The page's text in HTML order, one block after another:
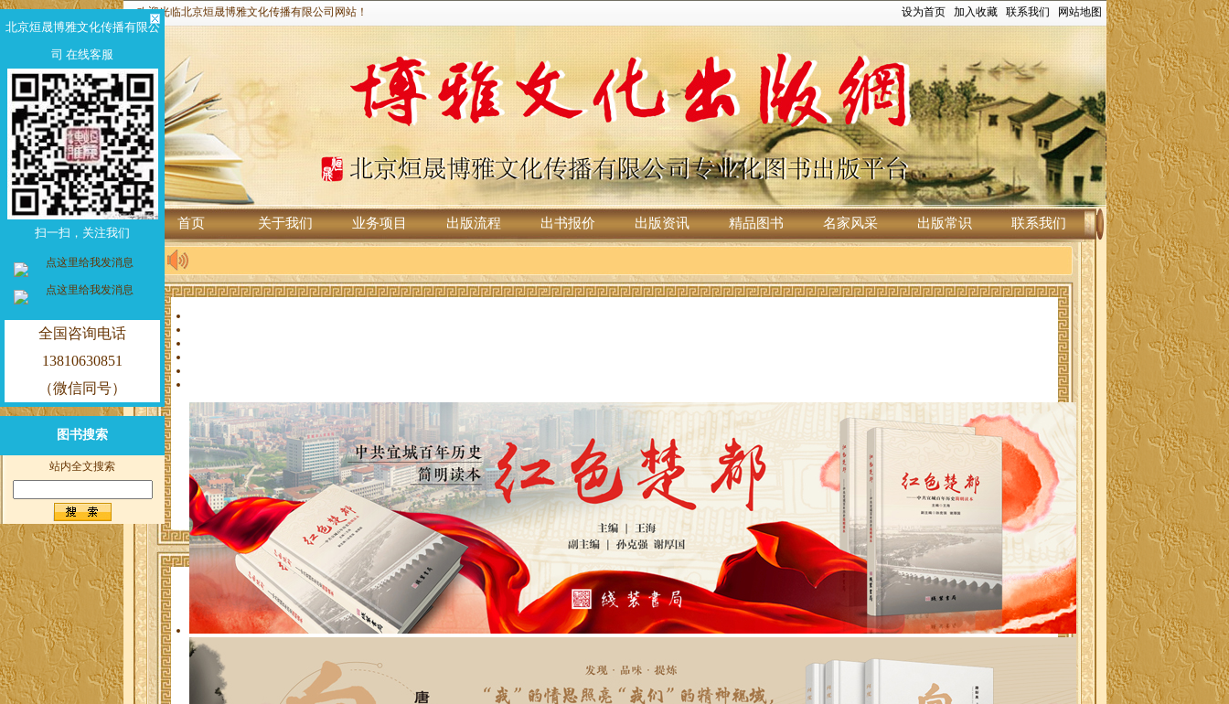
欢迎光临北京烜晟博雅文化传播有限公司网站！ 设为首页 加入收藏 联系我们 网站地图
首页 关于我们 业务项目 出版流程 出书报价 出版资讯 精品图书 名家风采 出版常识 联系我们
北京烜晟博雅文化传播有限公
司 在线客服
扫一扫，关注我们
全国咨询电话
13810630851
（微信同号）
图书搜索
站内全文搜索